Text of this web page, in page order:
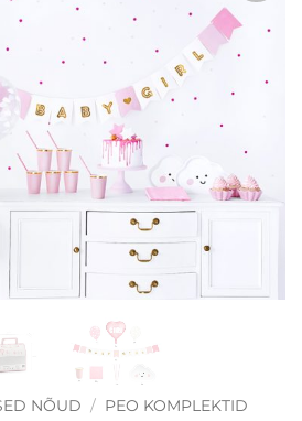
Lisa
soovinimekirja
NÕUD / PEO KOMPLEKTID